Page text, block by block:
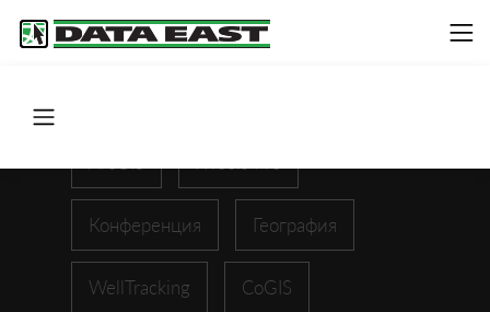
Конференция География
WellTracking CoGIS